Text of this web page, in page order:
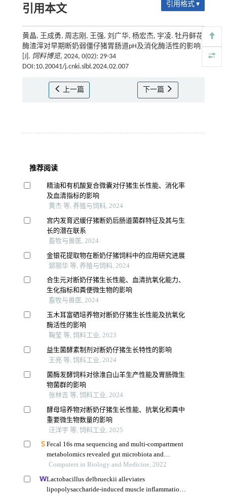
引用本文 引用格式 ▾
黄晶, 王成勇, 周志刚, 王强, 刘广华, 杨宏杰, 宇凌. 牡丹鲜花
酶渣滓对早期断奶弱僵仔猪胃肠道pH及消化酶活性的影响
[J]. 饲料博览, 2024, 0(02): 29-34
DOI:10.20041/j.cnki.slbl.2024.02.007
上一篇 下一篇